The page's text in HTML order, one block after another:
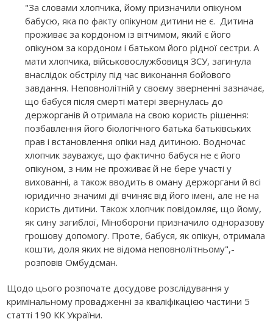
"За словами хлопчика, йому призначили опікуном
бабусю, яка по факту опікуном дитини не є. Дитина
проживає за кордоном із вітчимом, який є його
опікуном за кордоном і батьком його рідної сестри. А
мати хлопчика, військовослужбовиця ЗСУ, загинула
внаслідок обстрілу під час виконання бойового
завдання. Неповнолітній у своєму зверненні зазначає,
що бабуся після смерті матері звернулась до
держорганів й отримала на свою користь рішення:
позбавлення його біологічного батька батьківських
прав і встановлення опіки над дитиною. Водночас
хлопчик зауважує, що фактично бабуся не є його
опікуном, з ним не проживає й не бере участі у
вихованні, а також вводить в оману держоргани й всі
юридично значимі дії вчиняє від його імені, але не на
користь дитини. Також хлопчик повідомляє, що йому,
як сину загиблої, Міноборони призначило одноразову
грошову допомогу. Проте, бабуся, як опікун, отримала
кошти, доля яких не відома неповнолітньому",-
розповів Омбудсман.
Щодо цього розпочате досудове розслідування у
кримінальному провадженні за кваліфікацією частини 5
статті 190 КК України.